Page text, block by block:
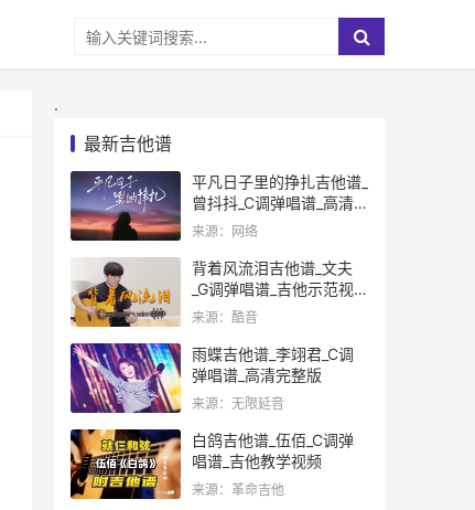
.
最新吉他谱
平凡日子里的挣扎吉他谱_
曾抖抖_C调弹唱谱_高清
完整版
来源：网络
背着风流泪吉他谱_文夫
_G调弹唱谱_吉他示范视
频
来源：酷音
雨蝶吉他谱_李翊君_C调
弹唱谱_高清完整版
来源：无限延音
白鸽吉他谱_伍佰_C调弹
唱谱_吉他教学视频
来源：革命吉他